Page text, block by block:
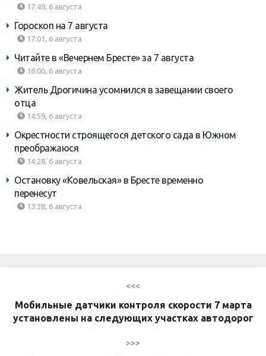
17:49, 6 августа
Гороскоп на 7 августа
17:01, 6 августа
Читайте в «Вечернем Бресте» за 7 августа
16:00, 6 августа
Житель Дрогичина усомнился в завещании своего
отца
14:59, 6 августа
Окрестности строящегося детского сада в Южном
преображаюся
14:28, 6 августа
Остановку «Ковельская» в Бресте временно
перенесут
13:28, 6 августа
<<<
Мобильные датчики контроля скорости 7 марта
установлены на следующих участках автодорог
>>>